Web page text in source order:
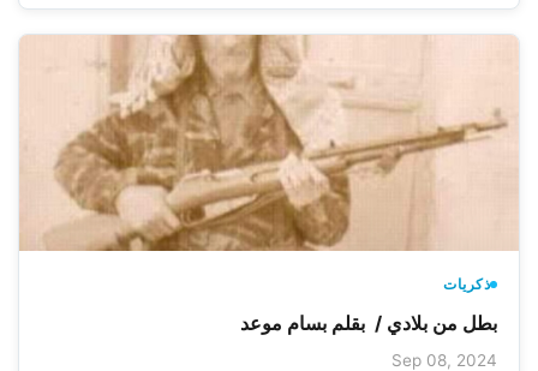
ذكريات
بطل من بلادي / بقلم بسام موعد
Sep 08, 2024